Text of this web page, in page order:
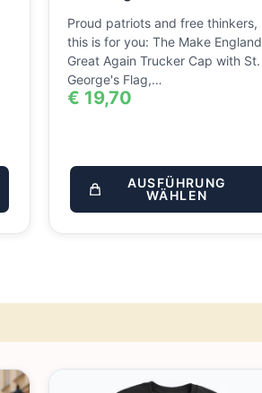
Proud patriots and free thinkers,
this is for you: The Make England
Great Again Trucker Cap with St.
George's Flag,…
€ 19,70
AUSFÜHRUNG
WÄHLEN